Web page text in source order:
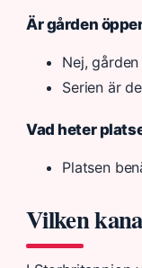
Är gården
Nej,
Serien är
Vad heter
Platsen
Vilken